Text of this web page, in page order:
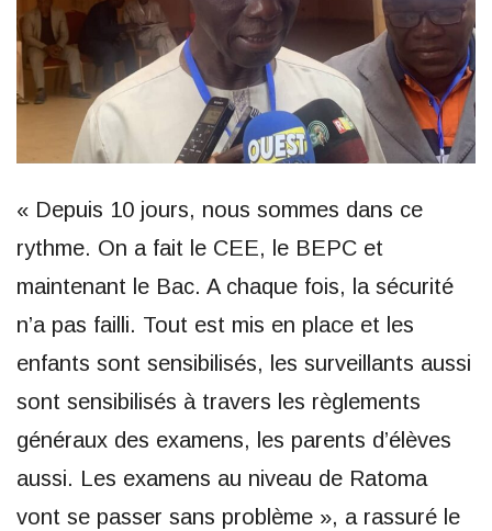
« Depuis 10 jours, nous sommes dans ce
rythme. On a fait le CEE, le BEPC et
maintenant le Bac. A chaque fois, la sécurité
n’a pas failli. Tout est mis en place et les
enfants sont sensibilisés, les surveillants aussi
sont sensibilisés à travers les règlements
généraux des examens, les parents d’élèves
aussi. Les examens au niveau de Ratoma
vont se passer sans problème », a rassuré le